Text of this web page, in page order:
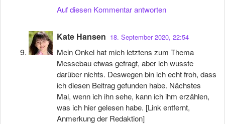
Auf diesen Kommentar antworten
Kate Hansen 18. September 2020, 22:54
Mein Onkel hat mich letztens zum Thema
Messebau etwas gefragt, aber ich wusste
darüber nichts. Deswegen bin ich echt froh, dass
ich diesen Beitrag gefunden habe. Nächstes
Mal, wenn ich ihn sehe, kann ich ihm erzählen,
was ich hier gelesen habe. [Link entfernt,
Anmerkung der Redaktion]